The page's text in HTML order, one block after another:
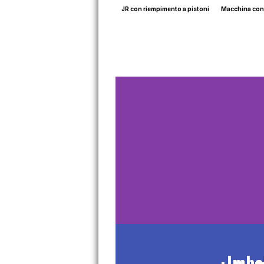
JR con riempimento a pistoni Macchina